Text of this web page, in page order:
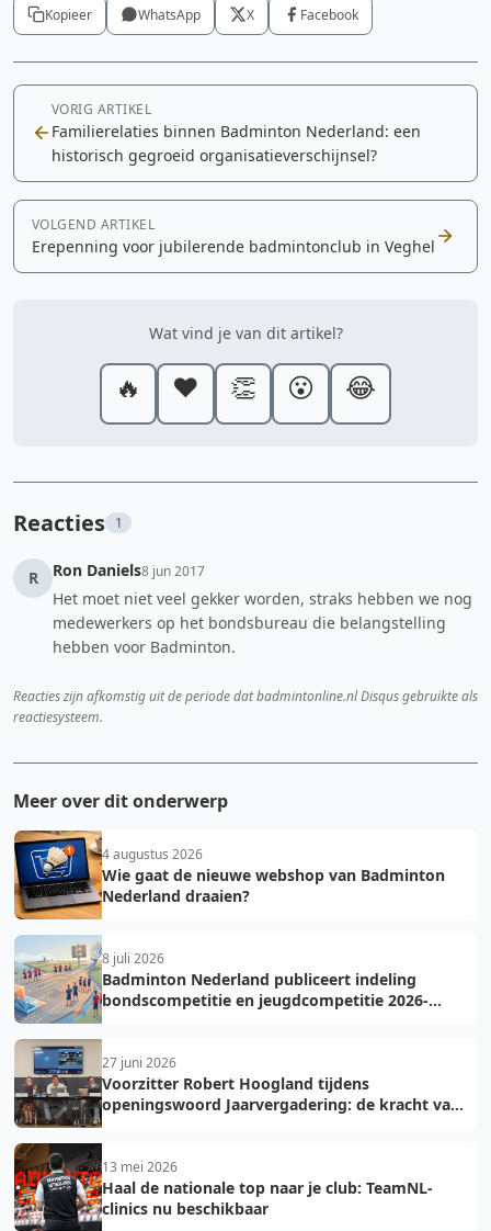
Kopieer WhatsApp X Facebook
VORIG ARTIKEL
Familierelaties binnen Badminton Nederland: een
historisch gegroeid organisatieverschijnsel?
VOLGEND ARTIKEL
Erepenning voor jubilerende badmintonclub in Veghel
Wat vind je van dit artikel?
🔥 ❤️ 👏 😮 😂
Reacties 1
R Ron Daniels8 jun 2017
Het moet niet veel gekker worden, straks hebben we nog
medewerkers op het bondsbureau die belangstelling
hebben voor Badminton.
Reacties zijn afkomstig uit de periode dat badmintonline.nl Disqus gebruikte als
reactiesysteem.
Meer over dit onderwerp
4 augustus 2026
Wie gaat de nieuwe webshop van Badminton
Nederland draaien?
8 juli 2026
Badminton Nederland publiceert indeling
bondscompetitie en jeugdcompetitie 2026-
27 juni 2026
Voorzitter Robert Hoogland tijdens
openingswoord Jaarvergadering: de kracht van
13 mei 2026
Haal de nationale top naar je club: TeamNL-
clinics nu beschikbaar